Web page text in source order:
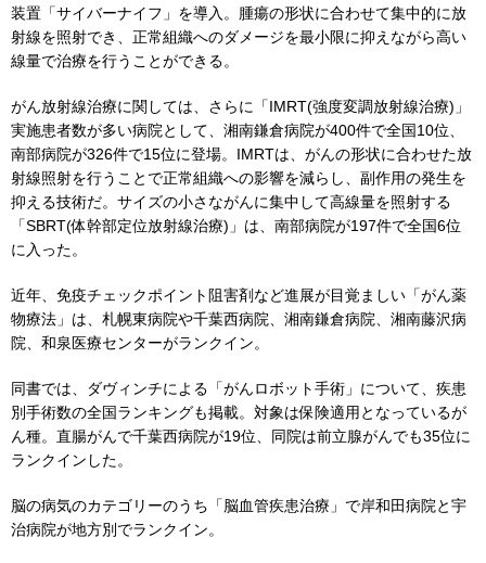
装置「サイバーナイフ」を導入。腫瘍の形状に合わせて集中的に放
射線を照射でき、正常組織へのダメージを最小限に抑えながら高い
線量で治療を行うことができる。
がん放射線治療に関しては、さらに「IMRT(強度変調放射線治療)」
実施患者数が多い病院として、湘南鎌倉病院が400件で全国10位、
南部病院が326件で15位に登場。IMRTは、がんの形状に合わせた放
射線照射を行うことで正常組織への影響を減らし、副作用の発生を
抑える技術だ。サイズの小さながんに集中して高線量を照射する
「SBRT(体幹部定位放射線治療)」は、南部病院が197件で全国6位
に入った。
近年、免疫チェックポイント阻害剤など進展が目覚ましい「がん薬
物療法」は、札幌東病院や千葉西病院、湘南鎌倉病院、湘南藤沢病
院、和泉医療センターがランクイン。
同書では、ダヴィンチによる「がんロボット手術」について、疾患
別手術数の全国ランキングも掲載。対象は保険適用となっているが
ん種。直腸がんで千葉西病院が19位、同院は前立腺がんでも35位に
ランクインした。
脳の病気のカテゴリーのうち「脳血管疾患治療」で岸和田病院と宇
治病院が地方別でランクイン。